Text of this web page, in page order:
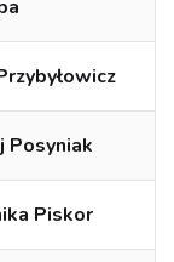
Posyniak
Piskor